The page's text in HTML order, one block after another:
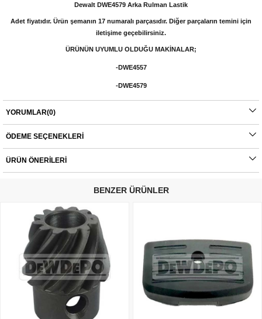
Dewalt DWE4579 Arka Rulman Lastik
Adet fiyatıdır. Ürün şemanın 17 numaralı parçasıdır. Diğer parçaların temini için
iletişime geçebilirsiniz.
ÜRÜNÜN UYUMLU OLDUĞU MAKİNALAR;
-DWE4557
-DWE4579
Orijinal yedek parçalarda garanti durumu; yetkili servislerin haricinde yapılan
parçalar tamamı orijinal olup, fabrikadan çıkmadan kontrol edilmektedir. Yetkili
Ürünlerin değişim süreçlerindeki kargo bedelleri müşteriye aittir.
YORUMLAR(0)
ÖDEME SEÇENEKLERI
ÜRÜN ÖNERILERI
BENZER ÜRÜNLER